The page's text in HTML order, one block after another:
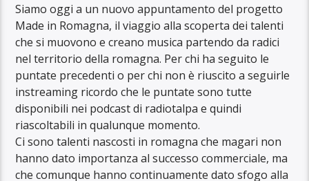
Siamo oggi a un nuovo appuntamento del progetto
Made in Romagna, il viaggio alla scoperta dei talenti
che si muovono e creano musica partendo da radici
nel territorio della romagna. Per chi ha seguito le
puntate precedenti o per chi non è riuscito a seguirle
instreaming ricordo che le puntate sono tutte
disponibili nei podcast di radiotalpa e quindi
riascoltabili in qualunque momento.
Ci sono talenti nascosti in romagna che magari non
hanno dato importanza al successo commerciale, ma
che comunque hanno continuamente dato sfogo alla